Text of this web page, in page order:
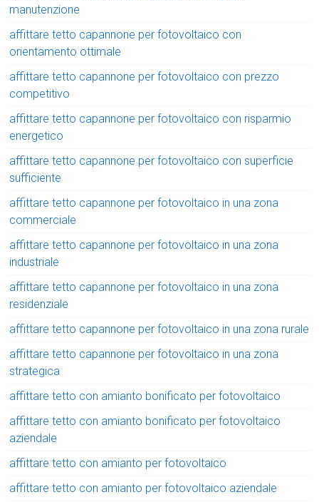
manutenzione
affittare tetto capannone per fotovoltaico con
orientamento ottimale
affittare tetto capannone per fotovoltaico con prezzo
competitivo
affittare tetto capannone per fotovoltaico con risparmio
energetico
affittare tetto capannone per fotovoltaico con superficie
sufficiente
affittare tetto capannone per fotovoltaico in una zona
commerciale
affittare tetto capannone per fotovoltaico in una zona
industriale
affittare tetto capannone per fotovoltaico in una zona
residenziale
affittare tetto capannone per fotovoltaico in una zona rurale
affittare tetto capannone per fotovoltaico in una zona
strategica
affittare tetto con amianto bonificato per fotovoltaico
affittare tetto con amianto bonificato per fotovoltaico
aziendale
affittare tetto con amianto per fotovoltaico
affittare tetto con amianto per fotovoltaico aziendale